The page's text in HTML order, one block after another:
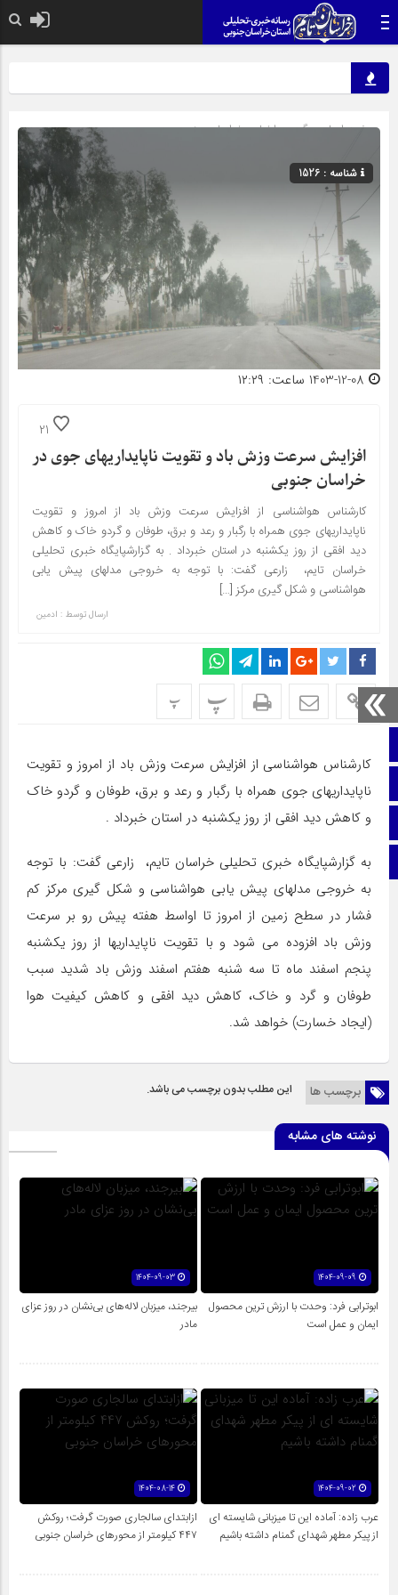
اینستاگرام
اطلاعات سایت
صفحه اصلی» گروه »اخبار»خراسان جنوبی
شناسه : 1526
21
افزایش سرعت وزش باد و تقویت ناپایداریهای جوی در
خراسان جنوبی
کارشناس هواشناسی از افزایش سرعت وزش باد از امروز و تقویت
ناپایداریهای جوی همراه با رگبار و رعد و برق، طوفان و گردو خاک و کاهش
دید افقی از روز یکشنبه در استان خبرداد . به گزارشپایگاه خبری تحلیلی
خراسان تایم، زارعی گفت: با توجه به خروجی مدلهای پیش یابی
هواشناسی و شکل گیری مرکز […]
ارسال توسط : ادمین
پ پ
کارشناس هواشناسی از افزایش سرعت وزش باد از امروز و تقویت
ناپایداریهای جوی همراه با رگبار و رعد و برق، طوفان و گردو خاک
و کاهش دید افقی از روز یکشنبه در استان خبرداد .
به گزارشپایگاه خبری تحلیلی خراسان تایم، زارعی گفت: با توجه
به خروجی مدلهای پیش یابی هواشناسی و شکل گیری مرکز کم
فشار در سطح زمین از امروز تا اواسط هفته پیش رو بر سرعت
وزش باد افزوده می شود و با تقویت ناپایداریها از روز یکشنبه
پنجم اسفند ماه تا سه شنبه هفتم اسفند وزش باد شدید سبب
طوفان و گرد و خاک، کاهش دید افقی و کاهش کیفیت هوا
(ایجاد خسارت) خواهد شد.
برچسب ها این مطلب بدون برچسب می باشد.
نوشته های مشابه
ابوترابی فرد: وحدت با ارزش ترین محصول
ایمان و عمل است
بیرجند، میزبان لاله‌های بی‌نشان در روز عزای
مادر
1404-09-02
عرب زاده: آماده این تا میزبانی شایسته ای
از پیکر مطهر شهدای گمنام داشته باشیم
ازابتدای سالجاری صورت گرفت؛ روکش
۴۴۷ کیلومتر از محورهای خراسان جنوبی